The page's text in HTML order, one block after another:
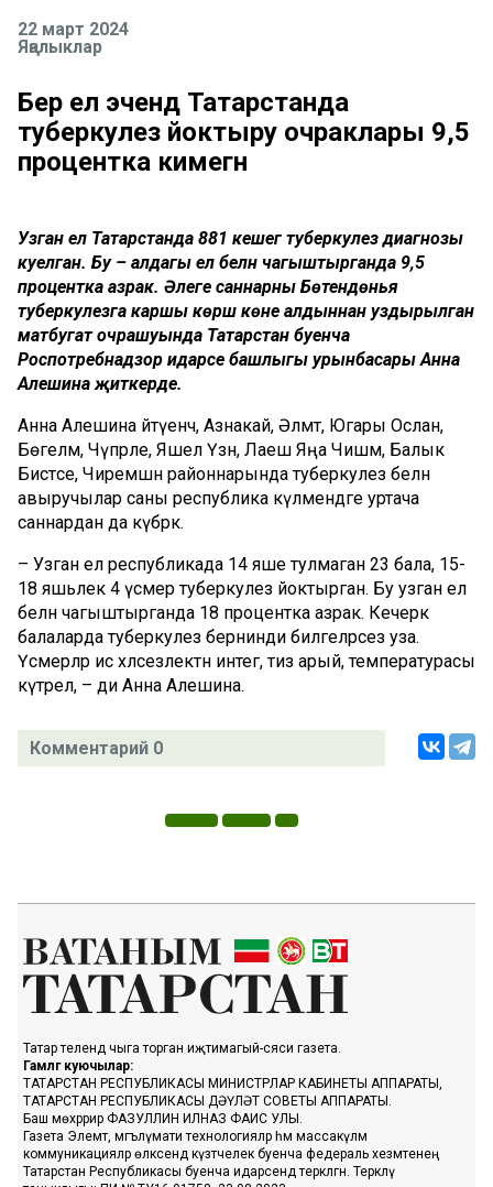
22 март 2024
Яңалыклар
Бер ел эчендә Татарстанда
туберкулез йоктыру очраклары 9,5
процентка кимегән
Узган ел Татарстанда 881 кешегә туберкулез диагнозы
куелган. Бу – алдагы ел белән чагыштырганда 9,5
процентка азрак. Әлеге саннарны Бөтендөнья
туберкулезга каршы көрәш көне алдыннан уздырылган
матбугат очрашуында Татарстан буенча
Роспотребнадзор идарәсе башлыгы урынбасары Анна
Алешина җиткерде.
Анна Алешина әйтүенчә, Азнакай, Әлмәт, Югары Ослан,
Бөгелмә, Чүпрәле, Яшел Үзән, Лаеш Яңа Чишмә, Балык
Бистәсе, Чиремшән районнарында туберкулез белән
авыручылар саны республика күләмендәге уртача
саннардан да күбрәк.
– Узган ел республикада 14 яше тулмаган 23 бала, 15-
18 яшьлек 4 үсмер туберкулез йоктырган. Бу узган ел
белән чагыштырганда 18 процентка азрак. Кечерәк
балаларда туберкулез бернинди билгеләрсез уза.
Үсмерләр исә хәлсезлектән интегә, тиз арый, температурасы
күтәрелә, – ди Анна Алешина.
Комментарий 0
Татар телендә чыга торган иҗтимагый-сәяси газета.
Гамәлгә куючылар:
ТАТАРСТАН РЕСПУБЛИКАСЫ МИНИСТРЛАР КАБИНЕТЫ АППАРАТЫ,
ТАТАРСТАН РЕСПУБЛИКАСЫ ДӘҮЛӘТ СОВЕТЫ АППАРАТЫ.
Баш мөхәррир ФАЗУЛЛИН ИЛНАЗ ФАИС УЛЫ.
Газета Элемтә, мәгълүмати технологияләр һәм массакүләм
коммуникацияләр өлкәсендә күзәтчелек буенча федераль хезмәтенең
Татарстан Республикасы буенча идарәсендә теркәлгән. Теркәлү